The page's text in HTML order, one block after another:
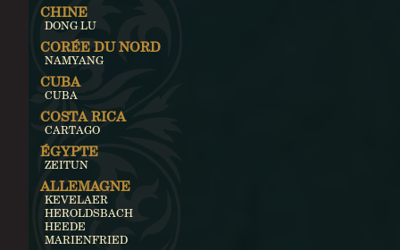
CHINE
DONG LU
CORÉE DU NORD
NAMYANG
CUBA
CUBA
COSTA RICA
CARTAGO
ÉGYPTE
ZEITUN
ALLEMAGNE
KEVELAER
HEROLDSBACH
HEEDE
MARIENFRIED